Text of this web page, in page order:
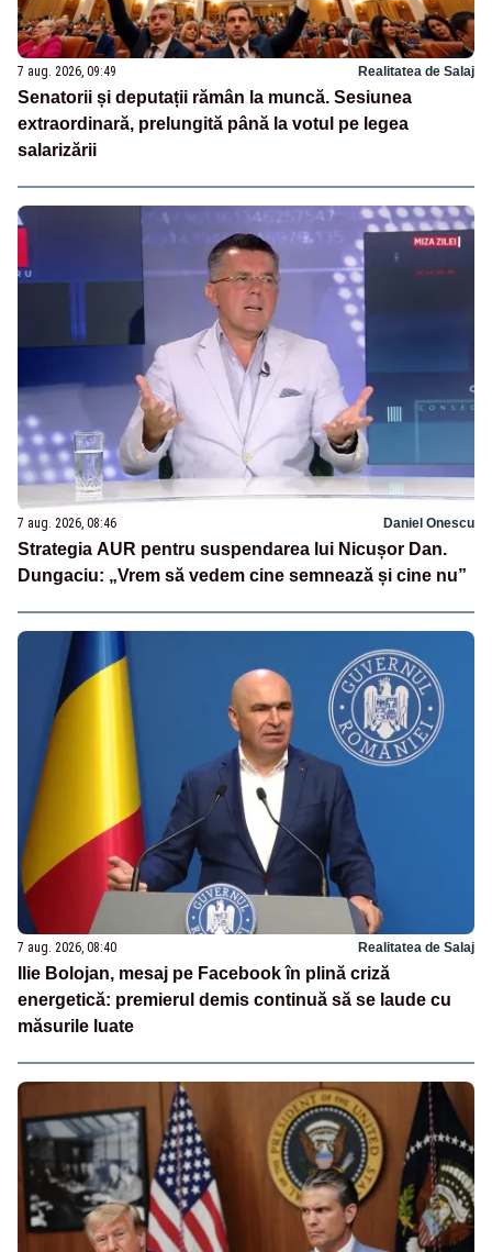
7 aug. 2026, 09:49 Realitatea de Salaj
Senatorii și deputații rămân la muncă. Sesiunea
extraordinară, prelungită până la votul pe legea
salarizării
7 aug. 2026, 08:46 Daniel Onescu
Strategia AUR pentru suspendarea lui Nicușor Dan.
Dungaciu: „Vrem să vedem cine semnează și cine nu”
7 aug. 2026, 08:40 Realitatea de Salaj
Ilie Bolojan, mesaj pe Facebook în plină criză
energetică: premierul demis continuă să se laude cu
măsurile luate